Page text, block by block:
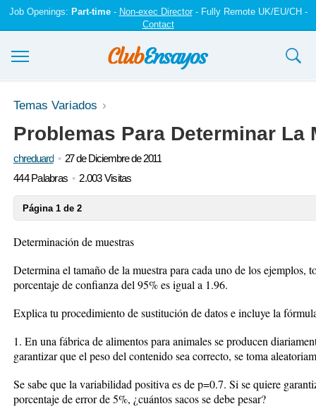
Job Openings: Part-time- Non-exec Director- Fully Remote UK/EU/CH -
Contact
Ensayos y trabajos
Registrarse
Iniciar sesión
Temas Variados
Problemas Para Determinar La
chreduard
27 de Diciembre de 2011
444 Palabras
2.003 Visitas
Página 1 de 2
Determinación de muestras
Determina el tamaño de la muestra para cada uno de los ejemplos,
porcentaje de confianza del 95% es igual a 1.96.
Explica tu procedimiento de sustitución de datos e incluye la
1. En una fábrica de alimentos para animales se producen
garantizar que el peso del contenido sea correcto, se toma
Se sabe que la variabilidad positiva es de p=0.7. Si se quiere
porcentaje de error de 5%, ¿cuántos sacos se debe pesar?